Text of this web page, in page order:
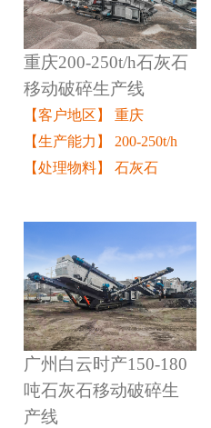
重庆200-250t/h石灰石
移动破碎生产线
【客户地区】 重庆
【生产能力】 200-250t/h
【处理物料】 石灰石
广州白云时产150-180
吨石灰石移动破碎生
产线